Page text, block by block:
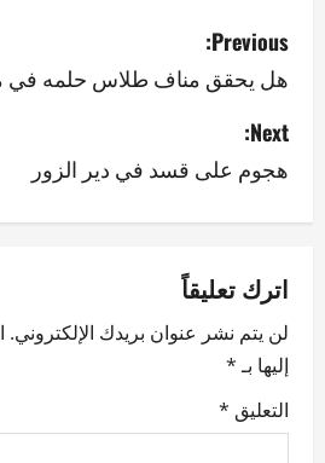
P
o
s
t
n
a
v
i
g
Previous:
هل يحقق مناف طلاس حلمه
Next:
هجوم على قسد في دير الزور
اترك تعليقاً
لن يتم نشر عنوان بريدك الإلكتروني.
إليها بـ*
التعليق *